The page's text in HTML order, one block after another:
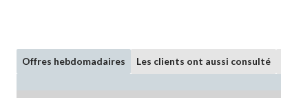
Offres hebdomadaires Les clients ont aussi consulté